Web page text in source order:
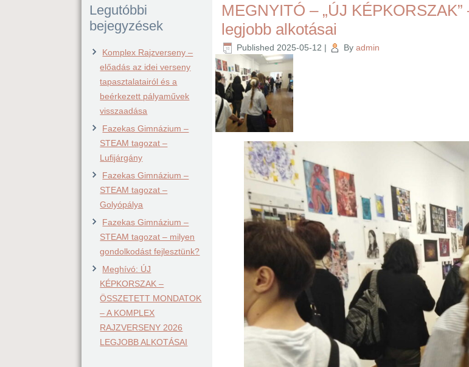
Legutóbbi
bejegyzések
Komplex Rajzverseny –
előadás az idei verseny
tapasztalatairól és a
beérkezett pályaművek
visszaadása
Fazekas Gimnázium –
STEAM tagozat –
Lufijárgány
Fazekas Gimnázium –
STEAM tagozat –
Golyópálya
Fazekas Gimnázium –
STEAM tagozat – milyen
gondolkodást fejlesztünk?
Meghívó: ÚJ
KÉPKORSZAK –
ÖSSZETETT MONDATOK
– A KOMPLEX
RAJZVERSENY 2026
LEGJOBB ALKOTÁSAI
MEGNYITÓ – „ÚJ
legjobb alkotásai
Published 2025-05-12 | By admin